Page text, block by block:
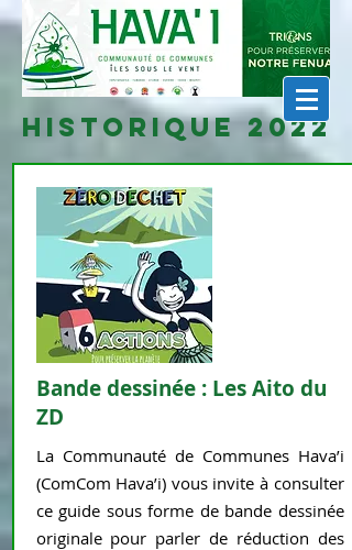
historique 2022
Bande dessinée : Les Aito du
ZD
La Communauté de Communes Hava’i
(ComCom Hava’i) vous invite à consulter
ce guide sous forme de bande dessinée
originale pour parler de réduction des